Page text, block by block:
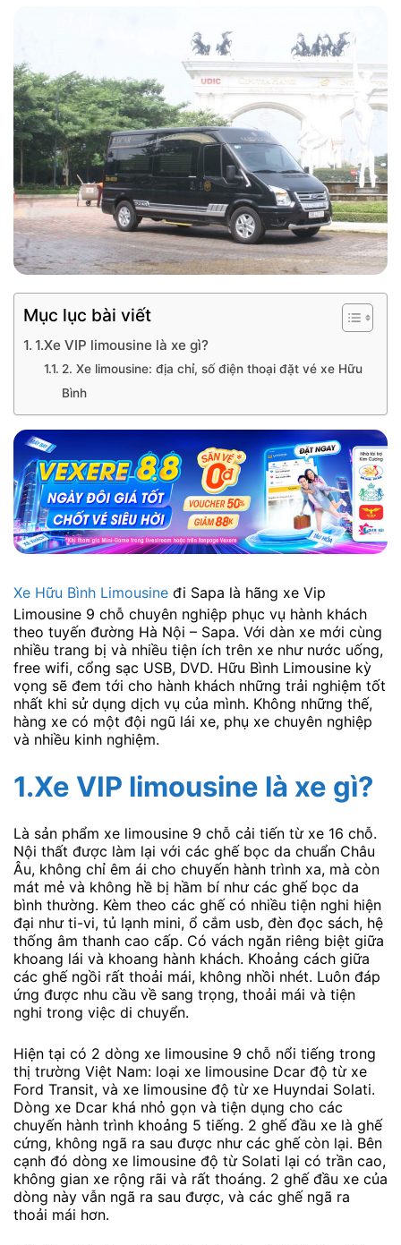
Mục lục bài viết
1.Xe VIP limousine là xe gì?
2. Xe limousine: địa chỉ, số điện thoại đặt vé xe Hữu
Bình
Xe Hữu Bình Limousine đi Sapa là hãng xe Vip
Limousine 9 chỗ chuyên nghiệp phục vụ hành khách
theo tuyến đường Hà Nội – Sapa. Với dàn xe mới cùng
nhiều trang bị và nhiều tiện ích trên xe như nước uống,
free wifi, cổng sạc USB, DVD. Hữu Bình Limousine kỳ
vọng sẽ đem tới cho hành khách những trải nghiệm tốt
nhất khi sử dụng dịch vụ của mình. Không những thế,
hàng xe có một đội ngũ lái xe, phụ xe chuyên nghiệp
và nhiều kinh nghiệm.
1.Xe VIP limousine là xe gì?
Là sản phẩm xe limousine 9 chỗ cải tiến từ xe 16 chỗ.
Nội thất được làm lại với các ghế bọc da chuẩn Châu
Âu, không chỉ êm ái cho chuyến hành trình xa, mà còn
mát mẻ và không hề bị hầm bí như các ghế bọc da
bình thường. Kèm theo các ghế có nhiều tiện nghi hiện
đại như ti-vi, tủ lạnh mini, ổ cắm usb, đèn đọc sách, hệ
thống âm thanh cao cấp. Có vách ngăn riêng biệt giữa
khoang lái và khoang hành khách. Khoảng cách giữa
các ghế ngồi rất thoải mái, không nhồi nhét. Luôn đáp
ứng được nhu cầu về sang trọng, thoải mái và tiện
nghi trong việc di chuyển.
Hiện tại có 2 dòng xe limousine 9 chỗ nổi tiếng trong
thị trường Việt Nam: loại xe limousine Dcar độ từ xe
Ford Transit, và xe limousine độ từ xe Huyndai Solati.
Dòng xe Dcar khá nhỏ gọn và tiện dụng cho các
chuyến hành trình khoảng 5 tiếng. 2 ghế đầu xe là ghế
cứng, không ngã ra sau được như các ghế còn lại. Bên
cạnh đó dòng xe limousine độ từ Solati lại có trần cao,
không gian xe rộng rãi và rất thoáng. 2 ghế đầu xe của
dòng này vẫn ngã ra sau được, và các ghế ngã ra
thoải mái hơn.